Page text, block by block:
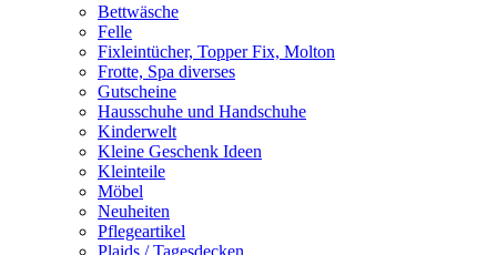
Bettwäsche
Felle
Fixleintücher, Topper Fix, Molton
Frotte, Spa diverses
Gutscheine
Hausschuhe und Handschuhe
Kinderwelt
Kleine Geschenk Ideen
Kleinteile
Möbel
Neuheiten
Pflegeartikel
Plaids / Tagesdecken